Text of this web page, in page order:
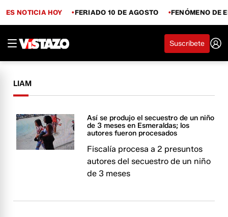
ES NOTICIA HOY FERIADO 10 DE AGOSTO FENÓMENO DE
Suscríbete
LIAM
Así se produjo el secuestro de un niño
de 3 meses en Esmeraldas; los
autores fueron procesados
Fiscalía procesa a 2 presuntos
autores del secuestro de un niño
de 3 meses